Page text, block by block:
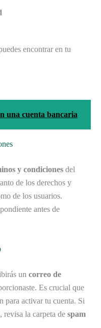
encontrar en tu
una cuenta bancaria
y condiciones del
de los derechos y
de los usuarios.
antes de
un correo de
Es crucial que
para activar tu cuenta. Si
revisa la carpeta de spam